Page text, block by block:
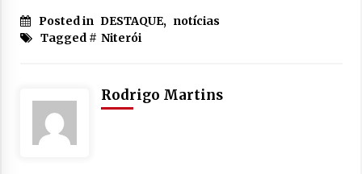
Posted in DESTAQUE, notícias
Tagged # Niterói
Rodrigo Martins